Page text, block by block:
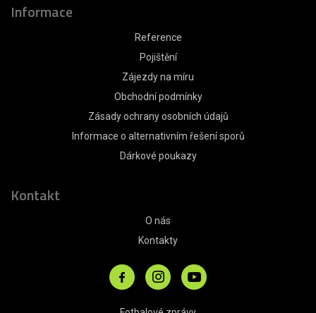
Informace
Reference
Pojištění
Zájezdy na míru
Obchodní podmínky
Zásady ochrany osobních údajů
Informace o alternativním řešení sporů
Dárkové poukazy
Kontakt
O nás
Kontakty